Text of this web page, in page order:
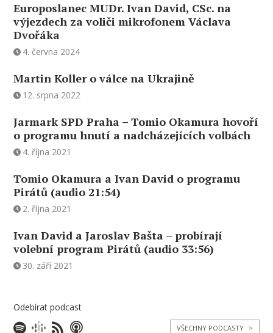
Europoslanec MUDr. Ivan David, CSc. na
výjezdech za voliči mikrofonem Václava
Dvořáka
4. června 2024
Martin Koller o válce na Ukrajině
12. srpna 2022
Jarmark SPD Praha – Tomio Okamura hovoří
o programu hnutí a nadcházejících volbách
4. října 2021
Tomio Okamura a Ivan David o programu
Pirátů (audio 21:54)
2. října 2021
Ivan David a Jaroslav Bašta – probírají
volební program Pirátů (audio 33:56)
30. září 2021
Odebírat podcast
VŠECHNY PODCASTY >